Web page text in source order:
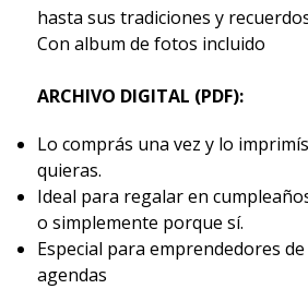
hasta sus tradiciones y
Con album de fotos incluido
ARCHIVO DIGITAL (PDF):
Lo comprás una vez y lo
quieras.
Ideal para regalar en
o simplemente porque sí.
Especial para emprendedores
agendas